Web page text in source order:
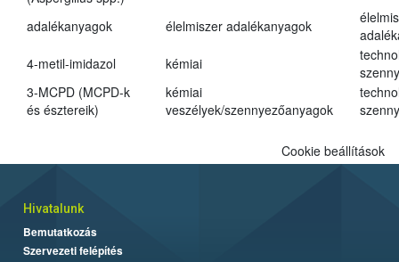
adalékanyagok élelmiszer adalékanyagok
4-metil-imidazol
kémiai
3-MCPD (MCPD-k
és észtereik)
kémiai
veszélyek/szennyezőanyagok
Cookie beállítások
Hivatalunk
Bemutatkozás
Szervezeti felépítés